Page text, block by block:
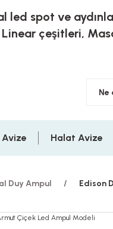
led spot ve
Linear çeşitleri,
Avize Halat Avize
Duy Ampul Edison